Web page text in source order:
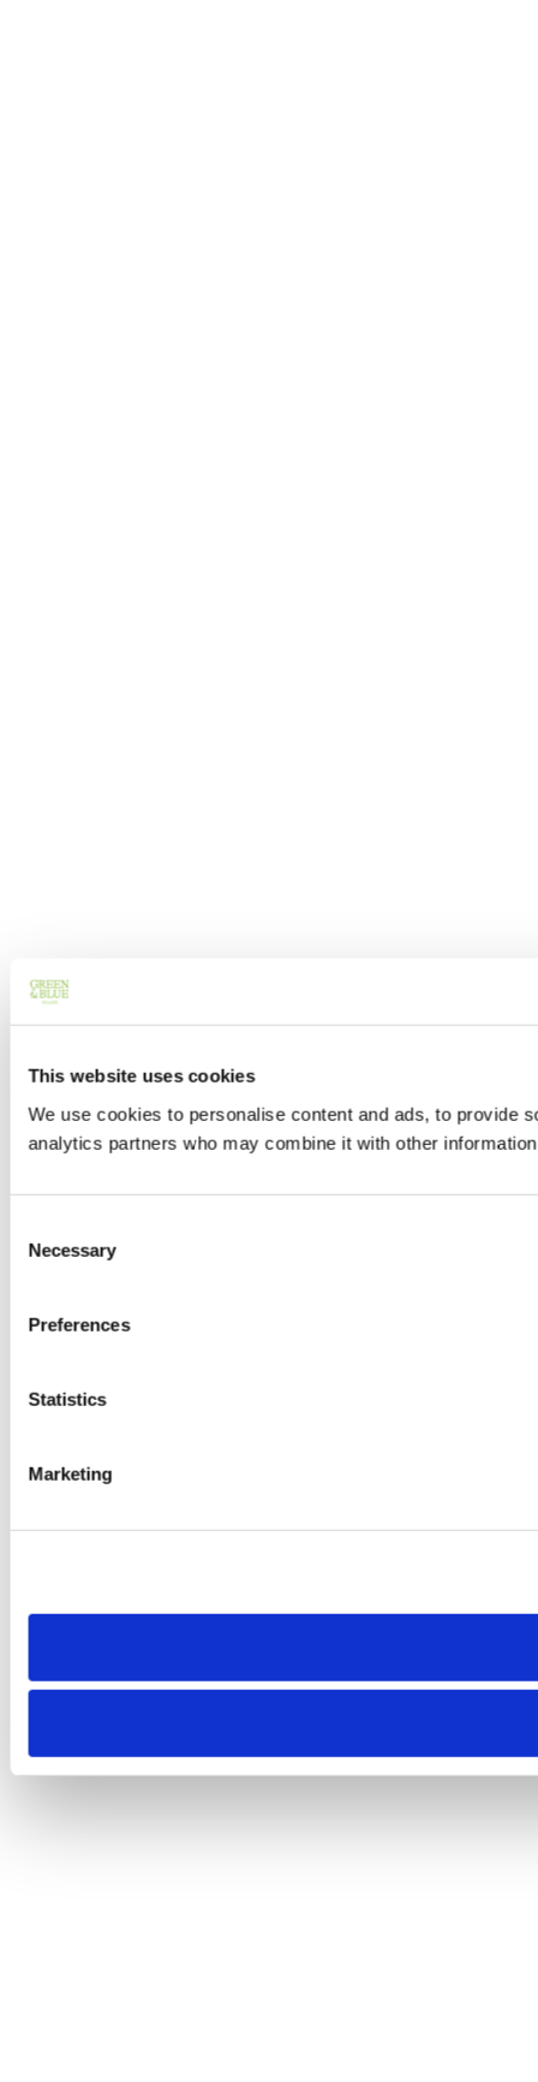
This website uses cookies
We use cookies to personalise content and ads, to provide
analytics partners who may combine it with other
Selection
Necessary
Preferences
Statistics
Marketing